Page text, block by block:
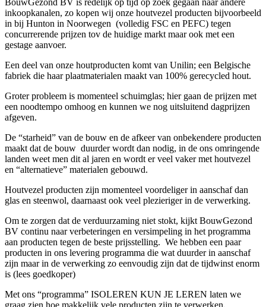
inkoopkanalen, zo kopen wij onze houtvezel producten bijvoorbeeld
in bij Hunton in Noorwegen (volledig FSC en PEFC) tegen
concurrerende prijzen tov de huidige markt maar ook met een
gestage aanvoer.
Een deel van onze houtproducten komt van Unilin; een Belgische
fabriek die haar plaatmaterialen maakt van 100% gerecycled hout.
Groter probleem is momenteel schuimglas; hier gaan de prijzen met
een noodtempo omhoog en kunnen we nog uitsluitend dagprijzen
afgeven.
De “starheid” van de bouw en de afkeer van onbekendere producten
maakt dat de bouw duurder wordt dan nodig, in de ons omringende
landen weet men dit al jaren en wordt er veel vaker met houtvezel
en “alternatieve” materialen gebouwd.
Houtvezel producten zijn momenteel voordeliger in aanschaf dan
glas en steenwol, daarnaast ook veel plezieriger in de verwerking.
Om te zorgen dat de verduurzaming niet stokt, kijkt BouwGezond
BV continu naar verbeteringen en versimpeling in het programma
aan producten tegen de beste prijsstelling. We hebben een paar
producten in ons levering programma die wat duurder in aanschaf
zijn maar in de verwerking zo eenvoudig zijn dat de tijdwinst enorm
is (lees goedkoper)
Met ons “programma” ISOLEREN KUN JE LEREN laten we
graag zien hoe makkelijk vele producten zijn te verwerken,